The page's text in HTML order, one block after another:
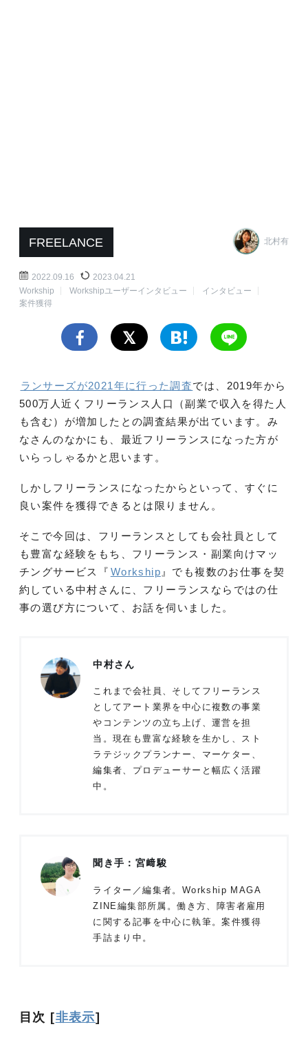
FREELANCE 北村有
2022.09.16
2023.04.21
Workship
Workshipユーザーインタビュー
インタビュー
案件獲得
ランサーズが2021年に行った調査では、2019年から
500万人近くフリーランス人口（副業で収入を得た人
も含む）が増加したとの調査結果が出ています。み
なさんのなかにも、最近フリーランスになった方が
いらっしゃるかと思います。
しかしフリーランスになったからといって、すぐに
良い案件を獲得できるとは限りません。
そこで今回は、フリーランスとしても会社員として
も豊富な経験をもち、フリーランス・副業向けマッ
チングサービス『 Workship 』でも複数のお仕事を契
約している中村さんに、フリーランスならではの仕
事の選び方について、お話を伺いました。
中村さん
これまで会社員、そしてフリーランス
としてアート業界を中心に複数の事業
やコンテンツの立ち上げ、運営を担
当。現在も豊富な経験を生かし、スト
ラテジックプランナー、マーケター、
編集者、プロデューサーと幅広く活躍
中。
聞き手：宮﨑駿
ライター／編集者。Workship MAGA
ZINE編集部所属。働き方、障害者雇用
に関する記事を中心に執筆。案件獲得
手詰まり中。
目次 [非表示]